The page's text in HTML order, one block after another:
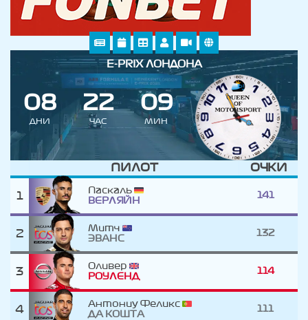
E-PRIX ЛОНДОНА
08
ДНИ
22
ЧАС
09
МИН
ПИЛОТ ОЧКИ
1
Паскаль
ВЕРЛЯЙН
141
2
Митч
ЭВАНС
132
3
Оливер
РОУЛЕНД
114
4
Антониу Феликс
ДА КОШТА
111